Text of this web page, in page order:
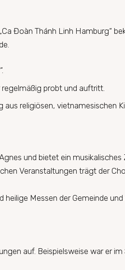
Đoàn Thánh Linh Hamburg“
probt und auftritt.
religiösen, vietnamesischen
und bietet ein
Veranstaltungen trägt der
heilige Messen der Gemeinde
auf. Beispielsweise war er